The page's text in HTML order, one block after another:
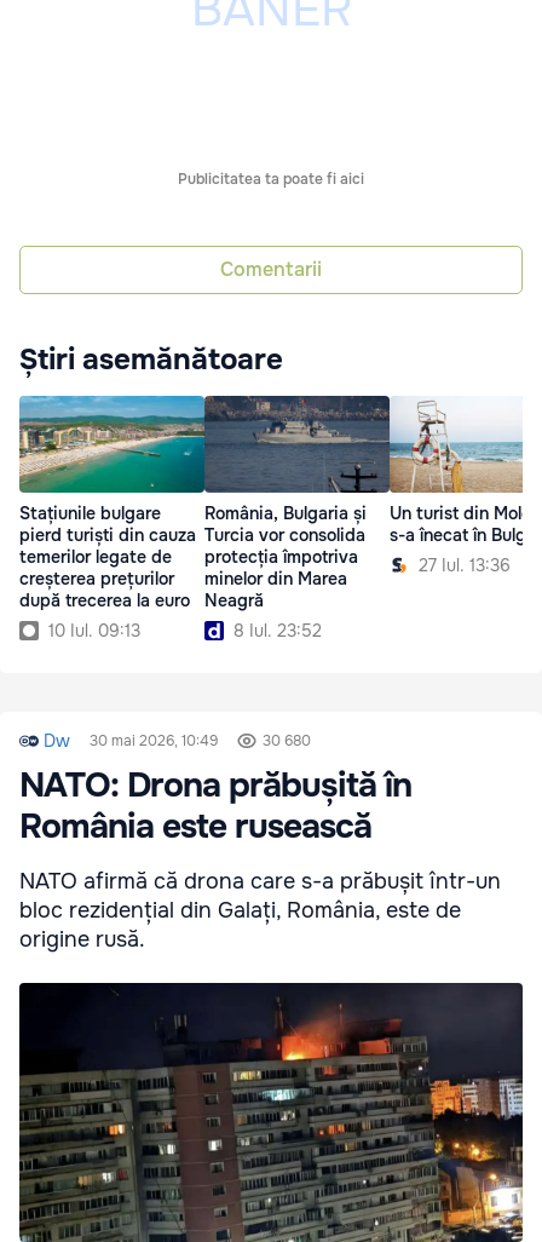
Publicitatea ta poate fi aici
Comentarii
Știri asemănătoare
Stațiunile bulgare
pierd turiști din cauza
temerilor legate de
creșterea prețurilor
după trecerea la euro
10 Iul. 09:13
România, Bulgaria și
Turcia vor consolida
protecția împotriva
minelor din Marea
Neagră
8 Iul. 23:52
Un turist din
s-a înecat în
27 Iul. 13:36
Dw 30 mai 2026, 10:49 30 680
NATO: Drona prăbușită în
România este rusească
NATO afirmă că drona care s-a prăbușit într-un
bloc rezidențial din Galați, România, este de
origine rusă.